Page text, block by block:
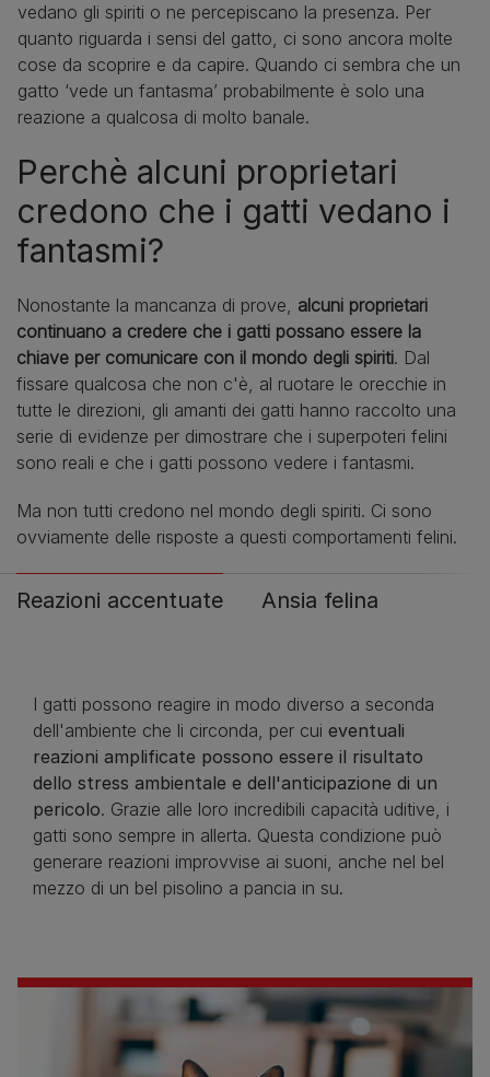
vedano gli spiriti o ne percepiscano la presenza. Per
quanto riguarda i sensi del gatto, ci sono ancora molte
cose da scoprire e da capire. Quando ci sembra che un
gatto ‘vede un fantasma’ probabilmente è solo una
reazione a qualcosa di molto banale.
Perchè alcuni proprietari
credono che i gatti vedano i
fantasmi?
Nonostante la mancanza di prove, alcuni proprietari
continuano a credere che i gatti possano essere la
chiave per comunicare con il mondo degli spiriti. Dal
fissare qualcosa che non c'è, al ruotare le orecchie in
tutte le direzioni, gli amanti dei gatti hanno raccolto una
serie di evidenze per dimostrare che i superpoteri felini
sono reali e che i gatti possono vedere i fantasmi.
Ma non tutti credono nel mondo degli spiriti. Ci sono
ovviamente delle risposte a questi comportamenti felini.
Reazioni accentuate Ansia felina
I gatti possono reagire in modo diverso a seconda
dell'ambiente che li circonda, per cui eventuali
reazioni amplificate possono essere il risultato
dello stress ambientale e dell'anticipazione di un
pericolo. Grazie alle loro incredibili capacità uditive, i
gatti sono sempre in allerta. Questa condizione può
generare reazioni improvvise ai suoni, anche nel bel
mezzo di un bel pisolino a pancia in su.